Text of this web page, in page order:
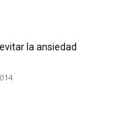
la ansiedad